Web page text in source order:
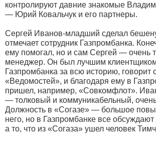
контролируют давние знакомые
— Юрий Ковальчук и его партнеры.
Сергей Иванов-младший сделал
отмечает сотрудник Газпромбанка.
ему помогал, но и сам Сергей — очень
менеджер. Он был лучшим
Газпромбанка за всю историю, говорит
«Ведомостей», и благодаря ему в
пришел, например, «Совкомфлот».
— толковый и коммуникабельный,
Должность в «Согазе» — большое
него, но в Газпромбанке все
а то, что из «Согаза» ушел человек